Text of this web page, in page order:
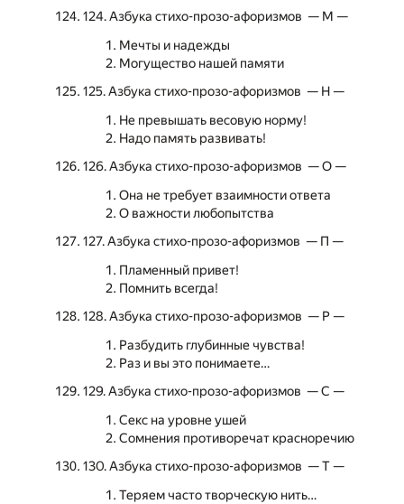
124. Азбука стихо-прозо-афоризмов — М —
Мечты и надежды
Могущество нашей памяти
125. Азбука стихо-прозо-афоризмов — Н —
Не превышать весовую норму!
Надо память развивать!
126. Азбука стихо-прозо-афоризмов — О —
Она не требует взаимности ответа
О важности любопытства
127. Азбука стихо-прозо-афоризмов — П —
Пламенный привет!
Помнить всегда!
128. Азбука стихо-прозо-афоризмов — Р —
Разбудить глубинные чувства!
Раз и вы это понимаете…
129. Азбука стихо-прозо-афоризмов — С —
Секс на уровне ушей
Сомнения противоречат красноречию
130. Азбука стихо-прозо-афоризмов — Т —
Теряем часто творческую нить…